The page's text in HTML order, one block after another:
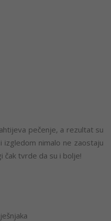
pečenje, a rezultat su
izgledom nimalo ne zaostaju
čak tvrde da su i bolje!